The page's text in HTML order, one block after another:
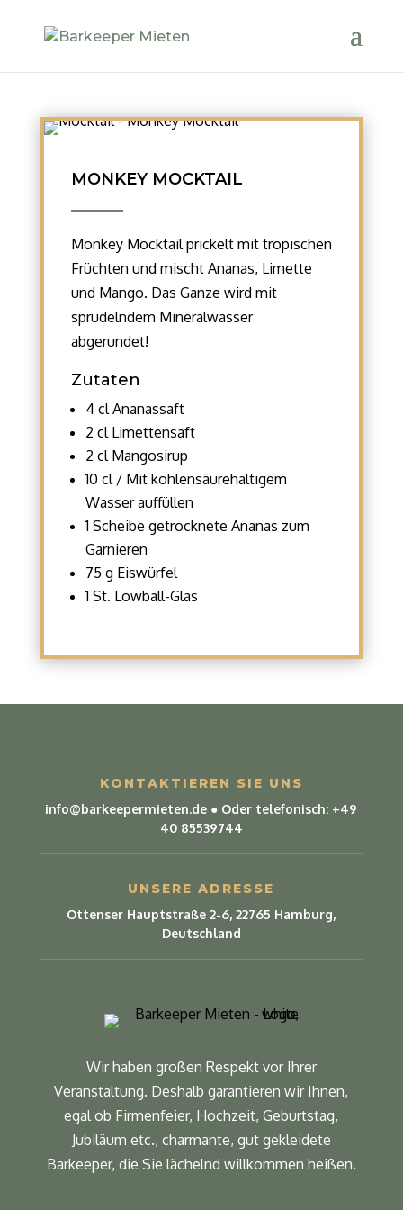
MONKEY MOCKTAIL
Monkey Mocktail prickelt mit tropischen
Früchten und mischt Ananas, Limette
und Mango. Das Ganze wird mit
sprudelndem Mineralwasser
abgerundet!
Zutaten
4 cl Ananassaft
2 cl Limettensaft
2 cl Mangosirup
10 cl / Mit kohlensäurehaltigem
Wasser auffüllen
1 Scheibe getrocknete Ananas zum
Garnieren
75 g Eiswürfel
1 St. Lowball-Glas
KONTAKTIEREN SIE UNS
info@barkeepermieten.de ● Oder telefonisch: +49
40 85539744
UNSERE ADRESSE
Ottenser Hauptstraße 2-6, 22765 Hamburg,
Deutschland
Wir haben großen Respekt vor Ihrer
Veranstaltung. Deshalb garantieren wir Ihnen,
egal ob Firmenfeier, Hochzeit, Geburtstag,
Jubiläum etc., charmante, gut gekleidete
Barkeeper, die Sie lächelnd willkommen heißen.